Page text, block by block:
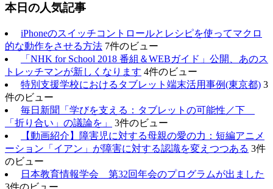
本日の人気記事
iPhoneのスイッチコントロールとレシピを使ってマクロ
的な動作をさせる方法 7件のビュー
「NHK for School 2018 番組＆WEBガイド」公開、あのス
トレッチマンが新しくなります 4件のビュー
特別支援学校におけるタブレット端末活用事例(東京都) 3
件のビュー
毎日新聞「学びを支える：タブレットの可能性／下
「折り合い」の議論を」
3件のビュー
【動画紹介】障害児に対する母親の愛の力：短編アニメ
ーション「イアン」が障害に対する認識を変えつつある 3件
のビュー
日本教育情報学会 第32回年会のプログラムが出ました
3件のビュー